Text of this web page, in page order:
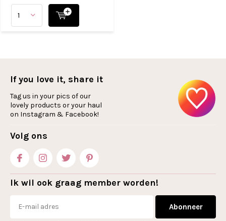
If you love it, share it
Tag us in your pics of our
lovely products or your haul
on Instagram & Facebook!
Volg ons
Ik wil ook graag member worden!
Abonneer